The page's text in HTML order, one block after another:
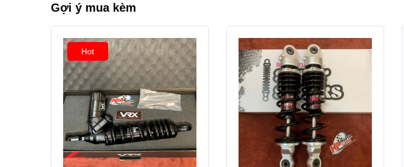
Gợi ý mua kèm
Hot